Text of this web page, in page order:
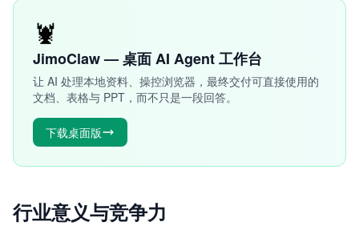
🦞
JimoClaw — 桌面 AI Agent 工作台
让 AI 处理本地资料、操控浏览器，最终交付可直接使用的
文档、表格与 PPT，而不只是一段回答。
下载桌面版
行业意义与竞争力